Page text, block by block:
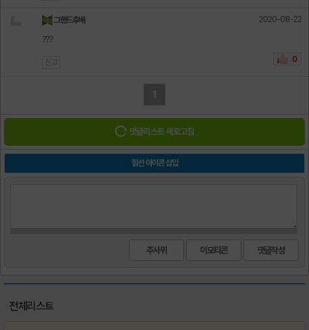
그랜드후배 2020-08-22
???
신고 0
1
댓글리스트 새로고침
함선 아이콘 삽입
주사위 이모티콘
전체리스트